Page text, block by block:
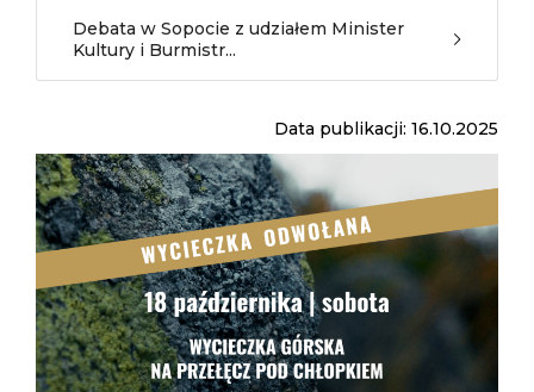
Debata w Sopocie z udziałem Minister
Kultury i Burmistr...
Data publikacji: 16.10.2025